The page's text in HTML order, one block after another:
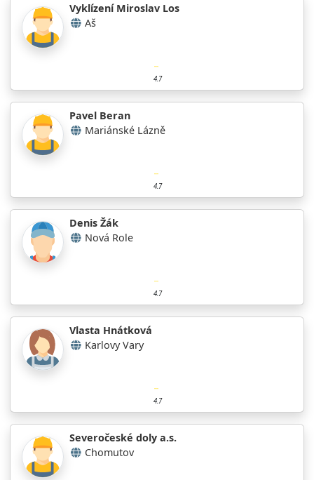
Vyklízení Miroslav Los
Aš
4.7
Pavel Beran
Mariánské Lázně
4.7
Denis Žák
Nová Role
4.7
Vlasta Hnátková
Karlovy Vary
4.7
Severočeské doly a.s.
Chomutov